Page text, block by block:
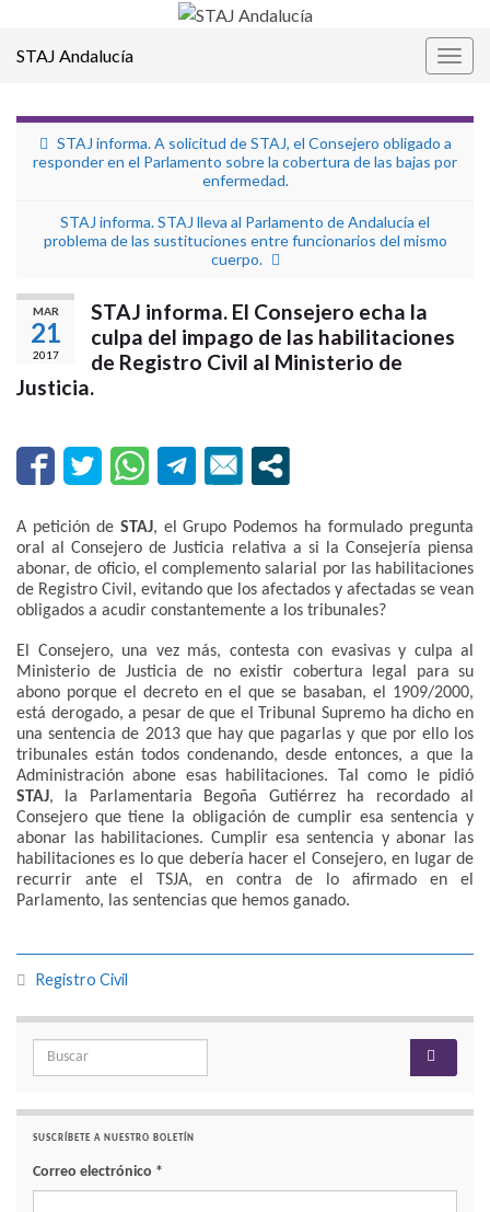
STAJ Andalucía
STAJ informa. A solicitud de STAJ, el Consejero obligado a
responder en el Parlamento sobre la cobertura de las bajas por
enfermedad.
STAJ informa. STAJ lleva al Parlamento de Andalucía el
problema de las sustituciones entre funcionarios del mismo
cuerpo.
MAR
21
2017
STAJ informa. El Consejero echa la
culpa del impago de las habilitaciones
de Registro Civil al Ministerio de
Justicia.
A petición de STAJ, el Grupo Podemos ha formulado pregunta
oral al Consejero de Justicia relativa a si la Consejería piensa
abonar, de oficio, el complemento salarial por las habilitaciones
de Registro Civil, evitando que los afectados y afectadas se vean
obligados a acudir constantemente a los tribunales?
El Consejero, una vez más, contesta con evasivas y culpa al
Ministerio de Justicia de no existir cobertura legal para su
abono porque el decreto en el que se basaban, el 1909/2000,
está derogado, a pesar de que el Tribunal Supremo ha dicho en
una sentencia de 2013 que hay que pagarlas y que por ello los
tribunales están todos condenando, desde entonces, a que la
Administración abone esas habilitaciones. Tal como le pidió
STAJ, la Parlamentaria Begoña Gutiérrez ha recordado al
Consejero que tiene la obligación de cumplir esa sentencia y
abonar las habilitaciones. Cumplir esa sentencia y abonar las
habilitaciones es lo que debería hacer el Consejero, en lugar de
recurrir ante el TSJA, en contra de lo afirmado en el
Parlamento, las sentencias que hemos ganado.
Registro Civil
Search for:
SUSCRÍBETE A NUESTRO BOLETÍN
Correo electrónico *